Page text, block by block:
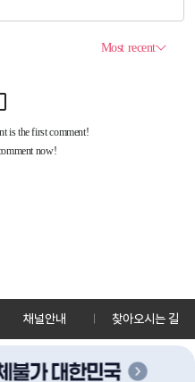
채널안내 찾아오시는 길
로 13 한국정책방송원 KTV
8000